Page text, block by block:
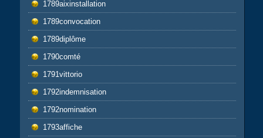
1789aixinstallation
1789convocation
1789diplôme
1790comté
1791vittorio
1792indemnisation
1792nomination
1793affiche